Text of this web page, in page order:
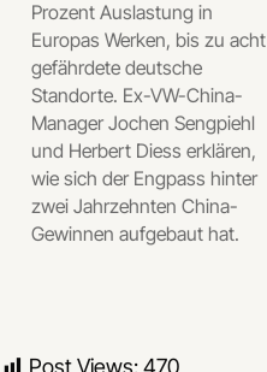
Prozent Auslastung in
Europas Werken, bis zu acht
gefährdete deutsche
Standorte. Ex-VW-China-
Manager Jochen Sengpiehl
und Herbert Diess erklären,
wie sich der Engpass hinter
zwei Jahrzehnten China-
Gewinnen aufgebaut hat.